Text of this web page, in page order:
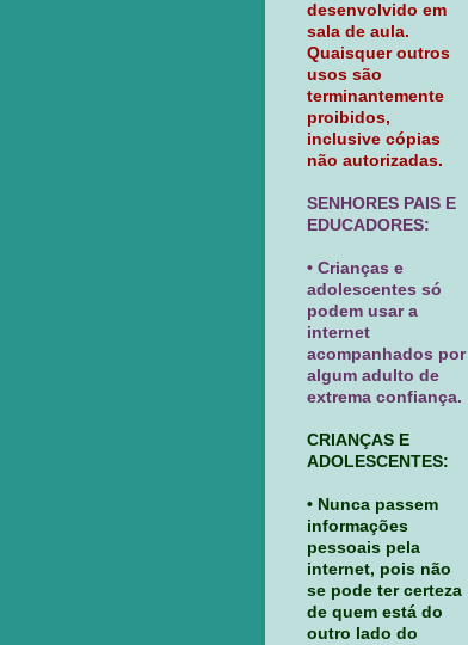
desenvolvido em
sala de aula.
Quaisquer outros
usos são
terminantemente
proibidos,
inclusive cópias
não autorizadas.
SENHORES PAIS E
EDUCADORES:
• Crianças e
adolescentes só
podem usar a
internet
acompanhados por
algum adulto de
extrema confiança.
CRIANÇAS E
ADOLESCENTES:
• Nunca passem
informações
pessoais pela
internet, pois não
se pode ter certeza
de quem está do
outro lado do